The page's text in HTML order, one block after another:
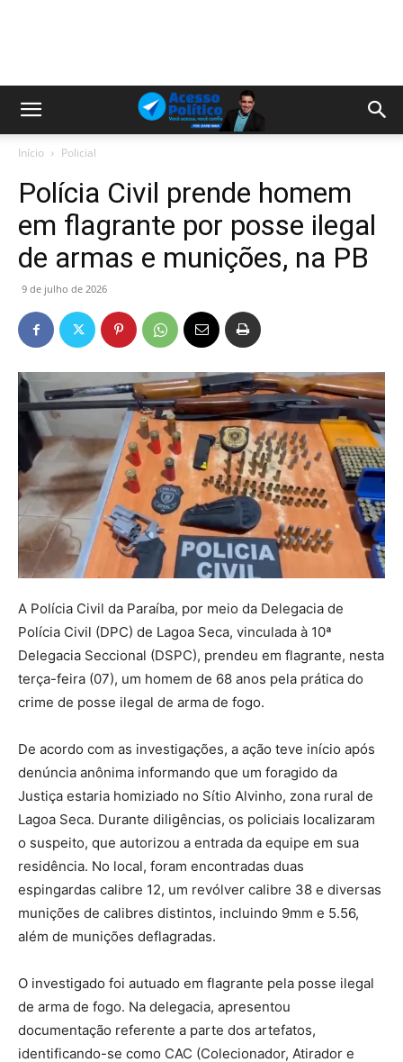
Início Policial
Polícia Civil prende homem
em flagrante por posse ilegal
de armas e munições, na PB
9 de julho de 2026
A Polícia Civil da Paraíba, por meio da Delegacia de
Polícia Civil (DPC) de Lagoa Seca, vinculada à 10ª
Delegacia Seccional (DSPC), prendeu em flagrante, nesta
terça-feira (07), um homem de 68 anos pela prática do
crime de posse ilegal de arma de fogo.
De acordo com as investigações, a ação teve início após
denúncia anônima informando que um foragido da
Justiça estaria homiziado no Sítio Alvinho, zona rural de
Lagoa Seca. Durante diligências, os policiais localizaram
o suspeito, que autorizou a entrada da equipe em sua
residência. No local, foram encontradas duas
espingardas calibre 12, um revólver calibre 38 e diversas
munições de calibres distintos, incluindo 9mm e 5.56,
além de munições deflagradas.
O investigado foi autuado em flagrante pela posse ilegal
de arma de fogo. Na delegacia, apresentou
documentação referente a parte dos artefatos,
identificando-se como CAC (Colecionador, Atirador e